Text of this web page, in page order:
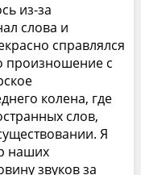
из-за
слова и
справлялся
произношение с
колена, где
слов,
Я
наших
звуков за